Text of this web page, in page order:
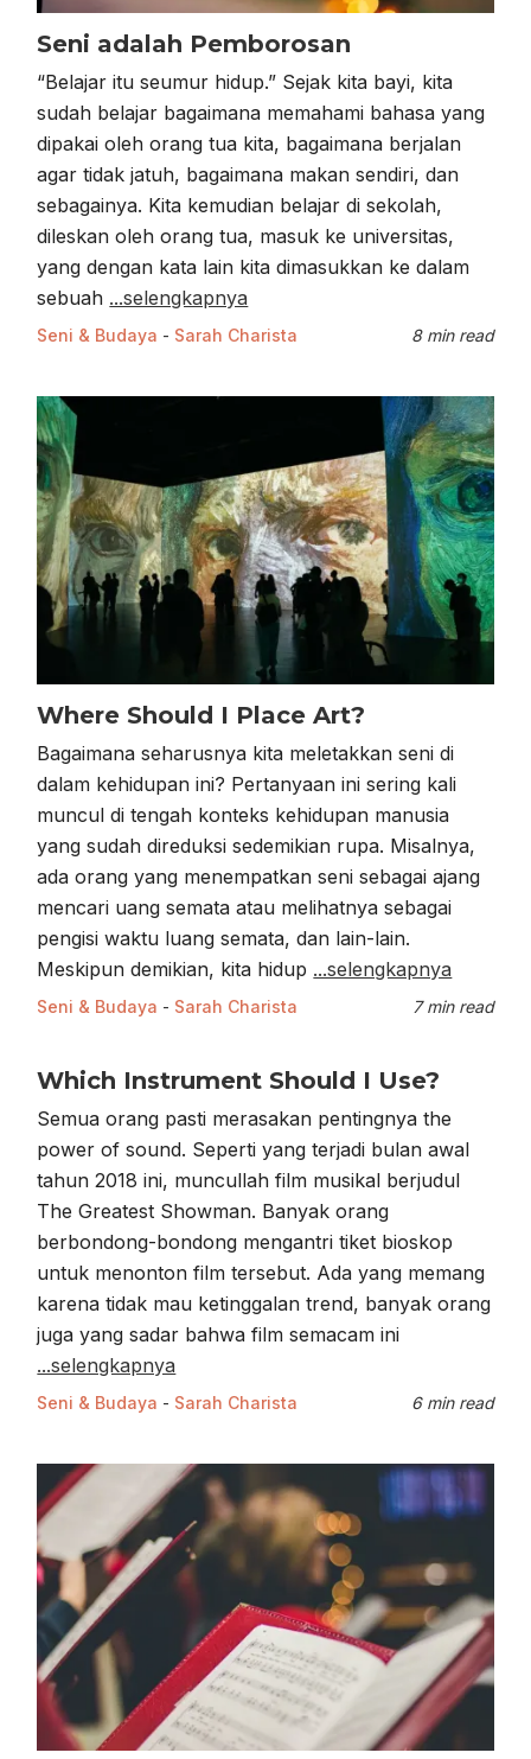
Seni adalah Pemborosan
“Belajar itu seumur hidup.” Sejak kita bayi, kita
sudah belajar bagaimana memahami bahasa yang
dipakai oleh orang tua kita, bagaimana berjalan
agar tidak jatuh, bagaimana makan sendiri, dan
sebagainya. Kita kemudian belajar di sekolah,
dileskan oleh orang tua, masuk ke universitas,
yang dengan kata lain kita dimasukkan ke dalam
sebuah ...selengkapnya
Seni & Budaya - Sarah Charista 8 min read
Where Should I Place Art?
Bagaimana seharusnya kita meletakkan seni di
dalam kehidupan ini? Pertanyaan ini sering kali
muncul di tengah konteks kehidupan manusia
yang sudah direduksi sedemikian rupa. Misalnya,
ada orang yang menempatkan seni sebagai ajang
mencari uang semata atau melihatnya sebagai
pengisi waktu luang semata, dan lain-lain.
Meskipun demikian, kita hidup ...selengkapnya
Seni & Budaya - Sarah Charista 7 min read
Which Instrument Should I Use?
Semua orang pasti merasakan pentingnya the
power of sound. Seperti yang terjadi bulan awal
tahun 2018 ini, muncullah film musikal berjudul
The Greatest Showman. Banyak orang
berbondong-bondong mengantri tiket bioskop
untuk menonton film tersebut. Ada yang memang
karena tidak mau ketinggalan trend, banyak orang
juga yang sadar bahwa film semacam ini
...selengkapnya
Seni & Budaya - Sarah Charista 6 min read